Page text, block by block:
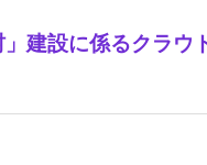
建設に係るクラウ